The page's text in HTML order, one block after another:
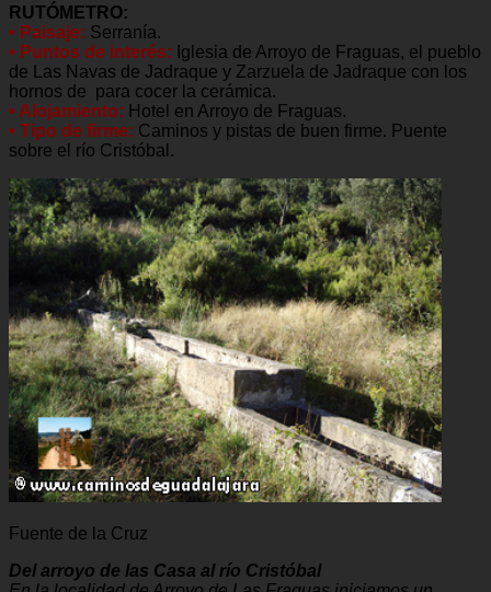
RUTÓMETRO:
• Paisaje: Serranía.
• Puntos de interés: Iglesia de Arroyo de Fraguas, el pueblo
de Las Navas de Jadraque y Zarzuela de Jadraque con los
hornos de para cocer la cerámica.
• Alojamiento: Hotel en Arroyo de Fraguas.
• Tipo de firme: Caminos y pistas de buen firme. Puente
sobre el río Cristóbal.
Fuente de la Cruz
Del arroyo de las Casa al río Cristóbal